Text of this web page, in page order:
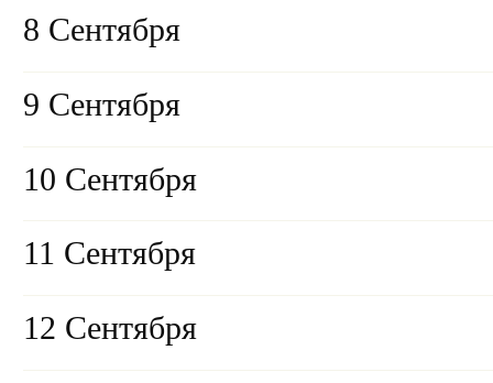
8 Сентября
9 Сентября
10 Сентября
11 Сентября
12 Сентября